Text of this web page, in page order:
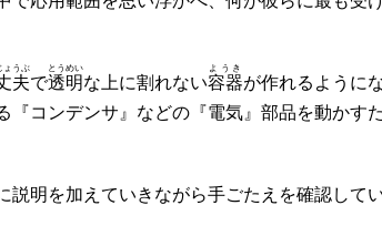
夫
ょうぶ
で透明
とうめい
な上に割れない容器
ようき
が作れるように
『コンデンサ』などの『電気』部品を動かす
明を加えていきながら手ごたえを確認して